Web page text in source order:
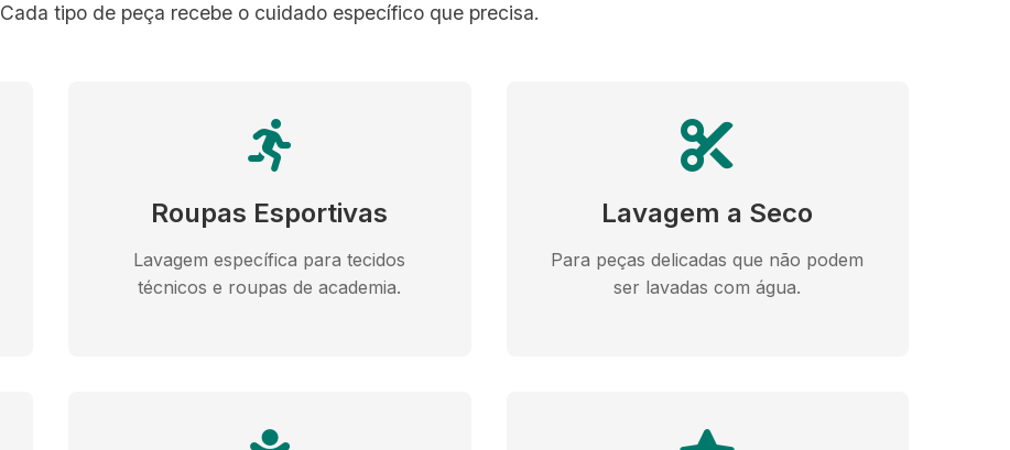
Cada tipo de peça recebe o cuidado específico que precisa.
Roupas Esportivas
Lavagem específica para tecidos
técnicos e roupas de academia.
Lavagem a Seco
Para peças delicadas que não podem
ser lavadas com água.